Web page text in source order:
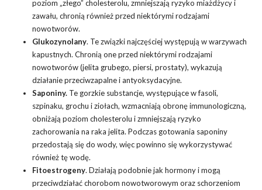
poziom „złego” cholesterolu, zmniejszają ryzyko miażdżycy i
zawału, chronią również przed niektórymi rodzajami
nowotworów.
Glukozynolany. Te związki najczęściej występują w warzywach
kapustnych. Chronią one przed niektórymi rodzajami
nowotworów (jelita grubego, piersi, prostaty), wykazują
działanie przeciwzapalne i antyoksydacyjne.
Saponiny. Te gorzkie substancje, występujące w fasoli,
szpinaku, grochu i ziołach, wzmacniają obronę immunologiczną,
obniżają poziom cholesterolu i zmniejszają ryzyko
zachorowania na raka jelita. Podczas gotowania saponiny
przedostają się do wody, więc powinno się wykorzystywać
również tę wodę.
Fitoestrogeny. Działają podobnie jak hormony i mogą
przeciwdziałać chorobom nowotworowym oraz schorzeniom